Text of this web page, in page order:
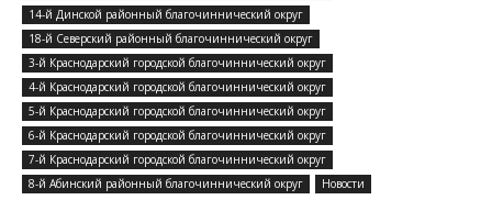
14-й Динской районный благочиннический округ
18-й Северский районный благочиннический округ
3-й Краснодарский городской благочиннический округ
4-й Краснодарский городской благочиннический округ
5-й Краснодарский городской благочиннический округ
6-й Краснодарский городской благочиннический округ
7-й Краснодарский городской благочиннический округ
8-й Абинский районный благочиннический округ
Новости